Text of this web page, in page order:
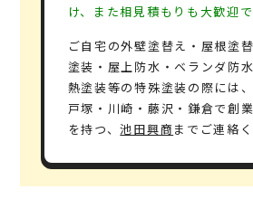
け、また相見積もりも大歓迎で
ご自宅の外壁塗替え・屋根塗
塗装・屋上防水・ベランダ防
熱塗装等の特殊塗装の際には
戸塚・川崎・藤沢・鎌倉で創
を持つ、池田興商までご連絡く